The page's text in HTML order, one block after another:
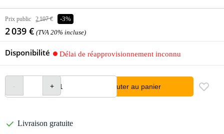
Prix public 2 107 € -3%
2 039 € (TVA 20% incluse)
Disponibilité Délai de réapprovisionnement inconnu
Ajouter au panier
Livraison gratuite